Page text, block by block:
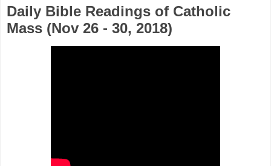
Daily Bible Readings of Catholic
Mass (Nov 26 - 30, 2018)